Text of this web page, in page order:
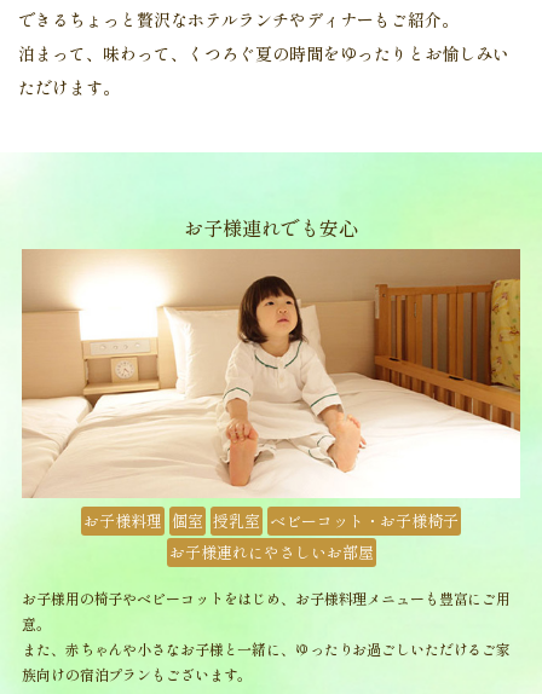
できるちょっと贅沢なホテルランチやディナーもご紹介。
泊まって、味わって、くつろぐ夏の時間をゆったりとお愉しみい
ただけます。
お子様連れでも安心
お子様料理 個室 授乳室 ベビーコット・お子様椅子
お子様連れにやさしいお部屋
お子様用の椅子やベビーコットをはじめ、お子様料理メニューも豊富にご用
意。
また、赤ちゃんや小さなお子様と一緒に、ゆったりお過ごしいただけるご家
族向けの宿泊プランもございます。